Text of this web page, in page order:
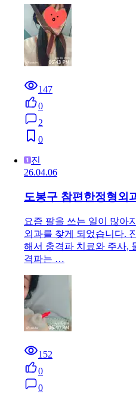
147
0
2
0
진
26.04.06
도봉구 참편한정형외
요즘 팔을 쓰는 일이 많아
외과를 찾게 되었습니다.
해서 충격파 치료와 주사,
격파는 …
152
0
0